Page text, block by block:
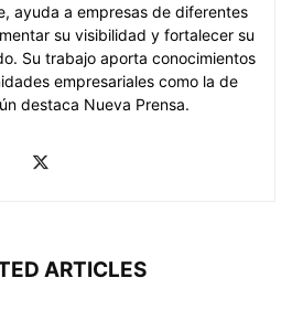
ayuda a empresas de diferentes
su visibilidad y fortalecer su
Su trabajo aporta conocimientos
empresariales como la de
destaca Nueva Prensa.
ARTICLES